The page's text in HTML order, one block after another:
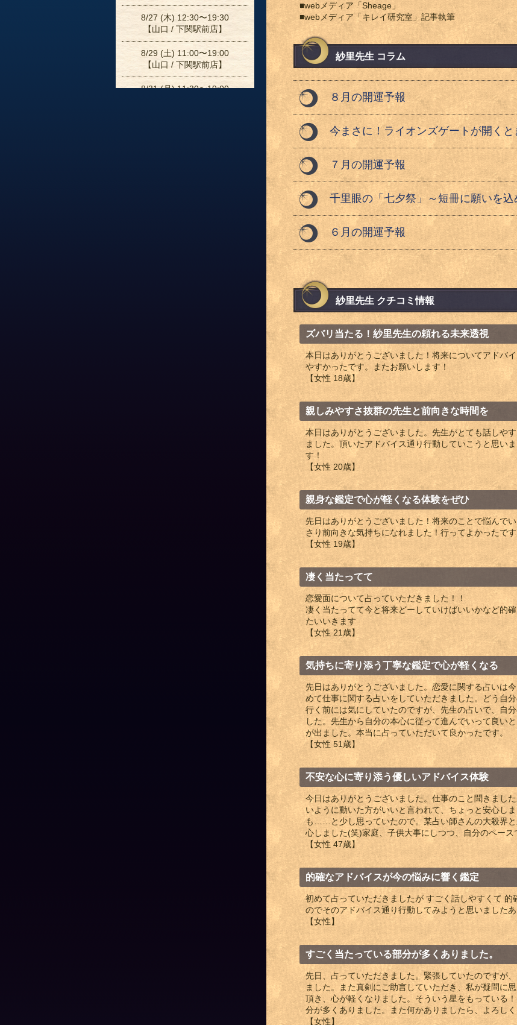
8/27 (木) 12:30〜19:30
【山口 / 下関駅前店】
8/29 (土) 11:00〜19:00
【山口 / 下関駅前店】
8/31 (月) 11:30〜19:00
■webメディア「Sheage」
■webメディア「キレイ研究室」記事執筆
紗里先生 コラム
８月の開運予報
今まさに！ライオンズゲートが開くと
７月の開運予報
千里眼の「七夕祭」～短冊に願いを込
６月の開運予報
紗里先生 クチコミ情報
ズバリ当たる！紗里先生の頼れる未来透視
本日はありがとうございました！将来についてアドバ
やすかったです。またお願いします！
【女性 18歳】
親しみやすさ抜群の先生と前向きな時間を
本日はありがとうございました。先生がとても話しや
ました。頂いたアドバイス通り行動していこうと思い
す！
【女性 20歳】
親身な鑑定で心が軽くなる体験をぜひ
先日はありがとうございました！将来のことで悩んで
さり前向きな気持ちになれました！行ってよかったです
【女性 19歳】
凄く当たってて
恋愛面について占っていただきました！！
凄く当たってて今と将来どーしていけばいいかなど的
たいいきます
【女性 21歳】
気持ちに寄り添う丁寧な鑑定で心が軽くなる
先日はありがとうございました。恋愛に関する占いは
めて仕事に関する占いをしていただきました。どう自
行く前には気にしていたのですが、先生の占いで、自
した。先生から自分の本心に従って進んでいって良い
が出ました。本当に占っていただいて良かったです。
【女性 51歳】
不安な心に寄り添う優しいアドバイス体験
今日はありがとうございました。仕事のこと聞きまし
いように動いた方がいいと言われて、ちょっと安心し
も……と少し思っていたので。某占い師さんの大殺界
心しました(笑)家庭、子供大事にしつつ、自分のペース
【女性 47歳】
的確なアドバイスが今の悩みに響く鑑定
初めて占っていただきましたが すごく話しやすくて
のでそのアドバイス通り行動してみようと思いました
【女性】
すごく当たっている部分が多くありました。
先日、占っていただきました。緊張していたのですが
ました。また真剣にご助言していただき、私が疑問に
頂き、心が軽くなりました。そういう星をもっている
分が多くありました。また何かありましたら、よろし
【女性】